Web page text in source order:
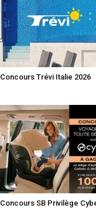
Concours Trévi Italie 2026
Concours SB Privilège